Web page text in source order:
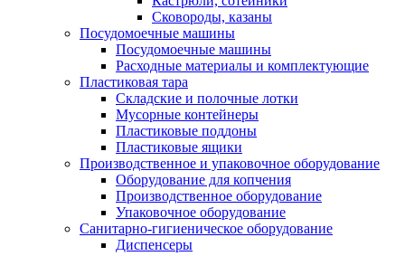
Сковороды, казаны
Посудомоечные машины
Посудомоечные машины
Расходные материалы и комплектующие
Пластиковая тара
Складские и полочные лотки
Мусорные контейнеры
Пластиковые поддоны
Пластиковые ящики
Производственное и упаковочное оборудование
Оборудование для копчения
Производственное оборудование
Упаковочное оборудование
Санитарно-гигиеническое оборудование
Диспенсеры